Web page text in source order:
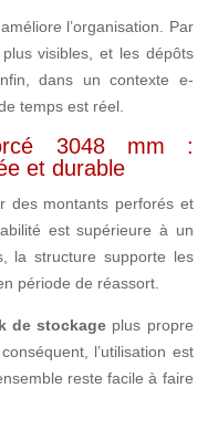
améliore l’organisation. Par
visibles, et les dépôts
dans un contexte e-
temps est réel.
3048 mm :
et durable
des montants perforés et
est supérieure à un
la structure supporte les
période de réassort.
de stockage plus propre
l’utilisation est
reste facile à faire